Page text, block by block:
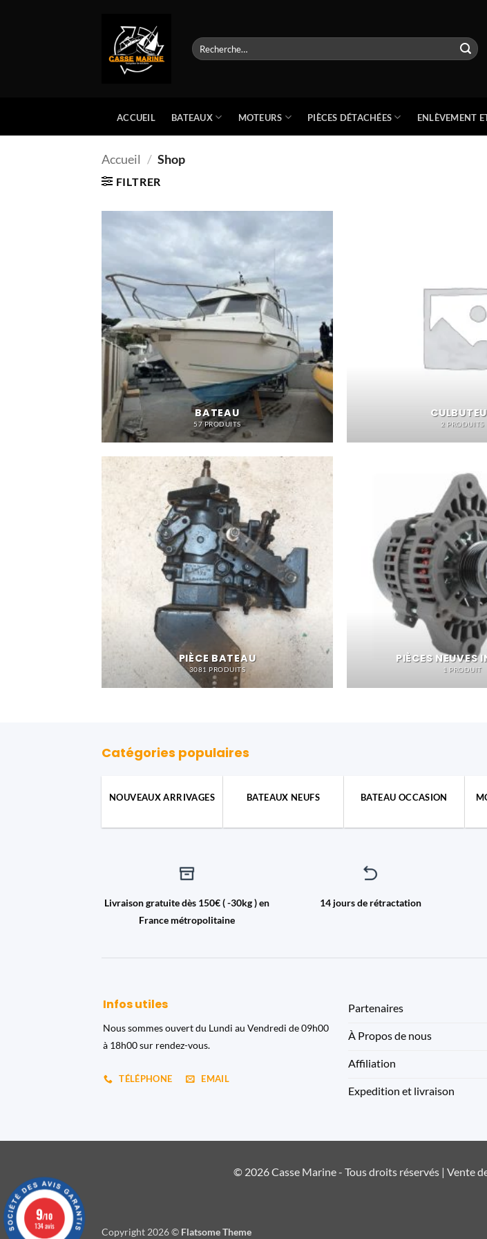
Recherche
pour :
ACCUEIL BATEAUX MOTEURS PIÈCES DÉTACHÉES ENLÈVEMENT
Accueil / Shop
FILTRER
BATEAU
57 PRODUITS 2 PRODUITS
PIÈCE BATEAU
3081 PRODUITS
PIÈCES NEUVES
1 PRODUIT
Catégories populaires
NOUVEAUX ARRIVAGES BATEAUX NEUFS BATEAU OCCASION
Livraison gratuite dès 150€ ( -30kg ) en
France métropolitaine
14 jours de rétractation
Infos utiles
Nous sommes ouvert du Lundi au Vendredi de 09h00
à 18h00 sur rendez-vous.
TÉLÉPHONE EMAIL
Partenaires
À Propos de nous
Affiliation
Expedition et livraison
© 2026 Casse Marine - Tous droits réservés | Vente
Copyright 2026 © Flatsome Theme
9/10
134 avis